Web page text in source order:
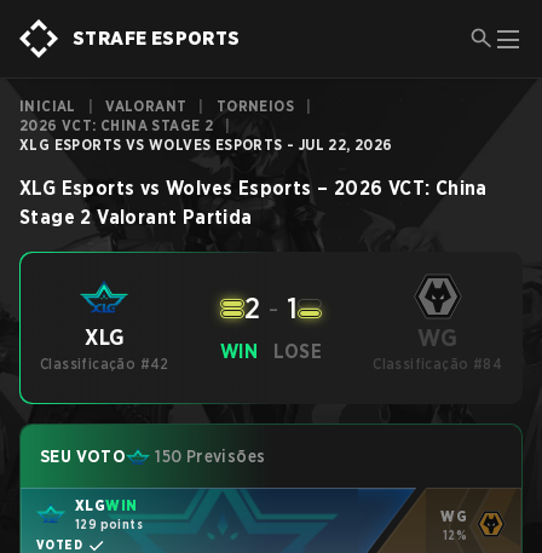
STRAFE ESPORTS
INICIAL VALORANT TORNEIOS
2026 VCT: CHINA STAGE 2
XLG ESPORTS VS WOLVES ESPORTS - JUL 22, 2026
XLG Esports vs Wolves Esports – 2026 VCT: China
Stage 2 Valorant Partida
XLG
Classificação #42
WIN
2 - 1
LOSE WG
Classificação #84
SEU VOTO 150 Previsões
XLGWIN
129 points
VOTED
WG
12%